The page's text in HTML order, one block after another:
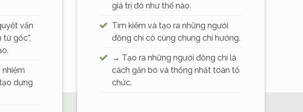
vấn
gốc”,
dựng
giá trị đó như thế nào.
Tìm kiếm và tạo ra những người
đồng chí có cùng chung chí hướng.
→ Tạo ra những người đồng chí là
cách gắn bó và thống nhất toàn tổ
chức.